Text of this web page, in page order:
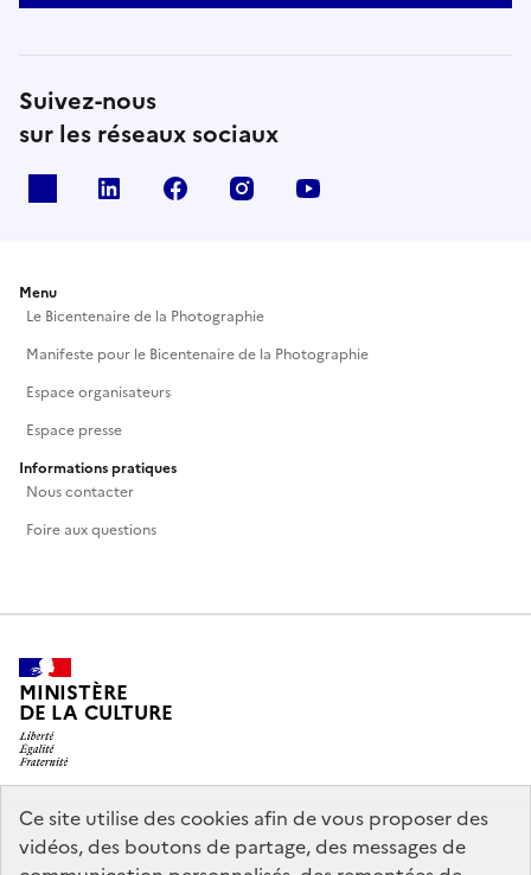
Ce site utilise des cookies afin de vous proposer des
vidéos, des boutons de partage, des messages de
Suivez-nous
sur les réseaux sociaux
Linkedin Facebook Instagram
Menu
Le Bicentenaire de la Photographie
Manifeste pour le Bicentenaire de la Photographie
Espace organisateurs
Espace presse
Informations pratiques
Nous contacter
Foire aux questions
MINISTÈRE
DE LA CULTURE
legifrance.gouv.fr info.gouv.fr